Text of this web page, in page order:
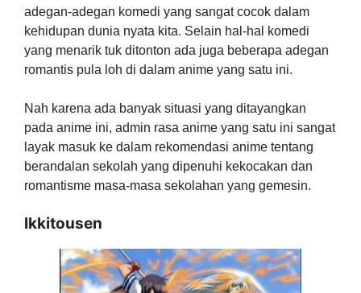
adegan-adegan komedi yang sangat cocok dalam
kehidupan dunia nyata kita. Selain hal-hal komedi
yang menarik tuk ditonton ada juga beberapa adegan
romantis pula loh di dalam anime yang satu ini.
Nah karena ada banyak situasi yang ditayangkan
pada anime ini, admin rasa anime yang satu ini sangat
layak masuk ke dalam rekomendasi anime tentang
berandalan sekolah yang dipenuhi kekocakan dan
romantisme masa-masa sekolahan yang gemesin.
Ikkitousen